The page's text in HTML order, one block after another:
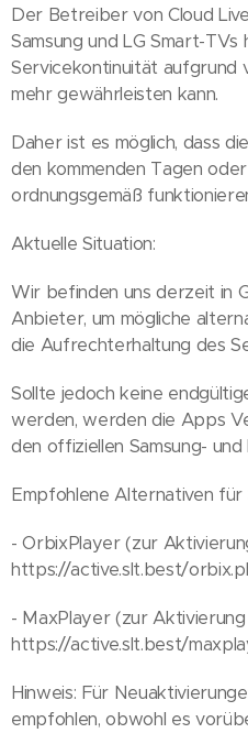
Der Betreiber von Cloud
Samsung und LG Smart-
Servicekontinuität aufgrund
mehr gewährleisten kann.
Daher ist es möglich, dass
den kommenden Tagen
ordnungsgemäß
Aktuelle Situation:
Wir befinden uns derzeit in
Anbieter, um mögliche
die Aufrechterhaltung des
Sollte jedoch keine
werden, werden die Apps
den offiziellen Samsung-
Empfohlene Alternativen für
- OrbixPlayer (zur
https://active.slt.best/
- MaxPlayer (zur
https://active.slt.best/
Hinweis: Für
empfohlen, obwohl es